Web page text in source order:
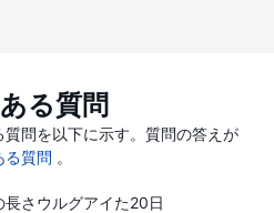
る質問
問を以下に示す。質問の答えが
る質問 。
さウルグアイた20日